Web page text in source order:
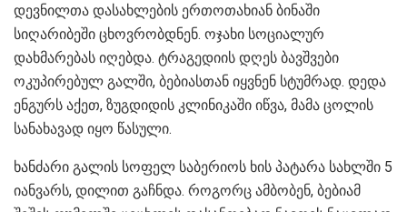
დევნილთა დასახლების ერთოთახიან ბინაში
სიღარიბეში ცხოვრობდნენ. ოჯახი სოციალურ
დახმარებას იღებდა. ტრაგედიის დღეს ბავშვები
ოკუპირებულ გალში, ბებიასთან იყვნენ სტუმრად. დედა
ენგურს აქეთ, ზუგდიდის კლინიკაში იწვა, მამა ცოლის
სანახავად იყო წასული.
ხანძარი გალის სოფელ საბერიოს ხის პატარა სახლში 5
იანვარს, დილით გაჩნდა. როგორც ამბობენ, ბებიამ